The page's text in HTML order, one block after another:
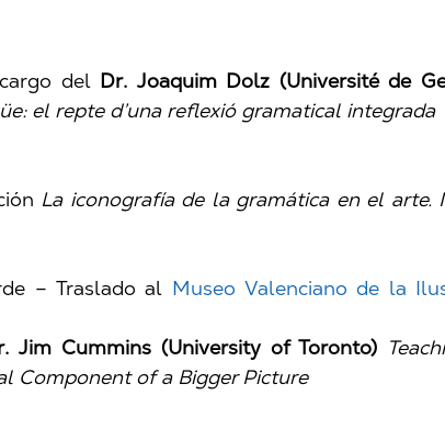
del Dr. Joaquim Dolz (Université de
el repte d’una reflexió gramatical integrada
La iconografía de la gramática en el arte.
– Traslado al Museo Valenciano de la
Jim Cummins (University of Toronto)
Component of a Bigger Picture